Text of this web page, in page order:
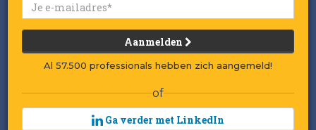
Aanmelden
Al 57.500 professionals hebben zich aangemeld!
of
Ga verder met LinkedIn